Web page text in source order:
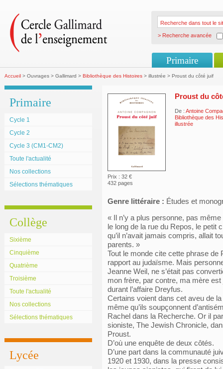
> Recherche avancée
Primaire
Accueil > Ouvrages > Gallimard > Bibliothèque des Histoires > illustrée > Proust du côté juif
Primaire
Cycle 1
Cycle 2
Cycle 3 (CM1-CM2)
Toute l'actualité
Nos collections
Sélections thématiques
Collège
Sixième
Cinquième
Quatrième
Troisième
Toute l'actualité
Nos collections
Sélections thématiques
Lycée
Prix : 32 €
432 pages
Proust du
De : Antoine
Bibliothèque des
illustrée
Genre littéraire : Études et
« Il n’y a plus personne, pas
le long de la rue du Repos, le petit
qu’il n’avait jamais compris, allait
parents. »
Tout le monde cite cette phrase
rapport au judaïsme. Mais
Jeanne Weil, ne s’était pas
mon frère, par contre, ma mère
durant l’affaire Dreyfus.
Certains voient dans cet aveu de
même qu’ils soupçonnent
Rachel dans la Recherche. Or il
sioniste, The Jewish Chronicle,
Proust.
D’où une enquête de deux côtés.
D’une part dans la communauté
1920 et 1930, dans la presse